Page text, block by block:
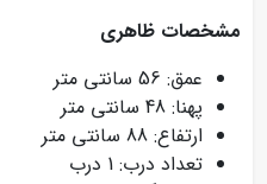
مشخصات ظاهری
عمق: 56 سانتی متر
پهنا: 48 سانتی متر
ارتفاع: 88 سانتی متر
تعداد درب: 1 درب